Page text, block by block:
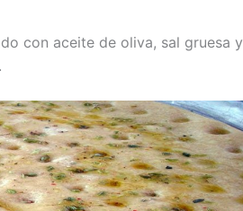
con aceite de oliva, sal gruesa y